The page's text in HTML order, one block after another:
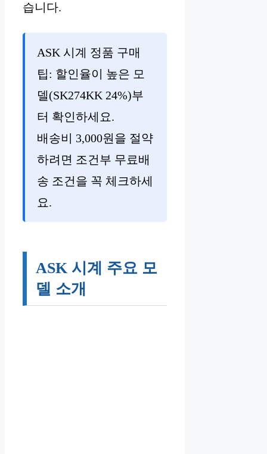
습니다.
ASK 시계 정품 구매
팁: 할인율이 높은 모
델(SK274KK 24%)부
터 확인하세요.
배송비 3,000원을 절약
하려면 조건부 무료배
송 조건을 꼭 체크하세
요.
ASK 시계 주요 모
델 소개